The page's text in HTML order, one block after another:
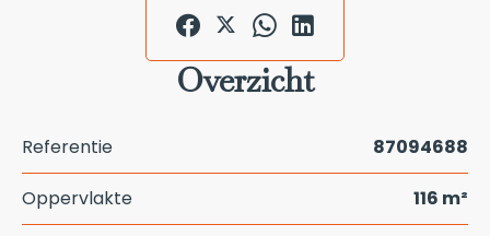
Overzicht
Referentie 87094688
Oppervlakte 116 m²